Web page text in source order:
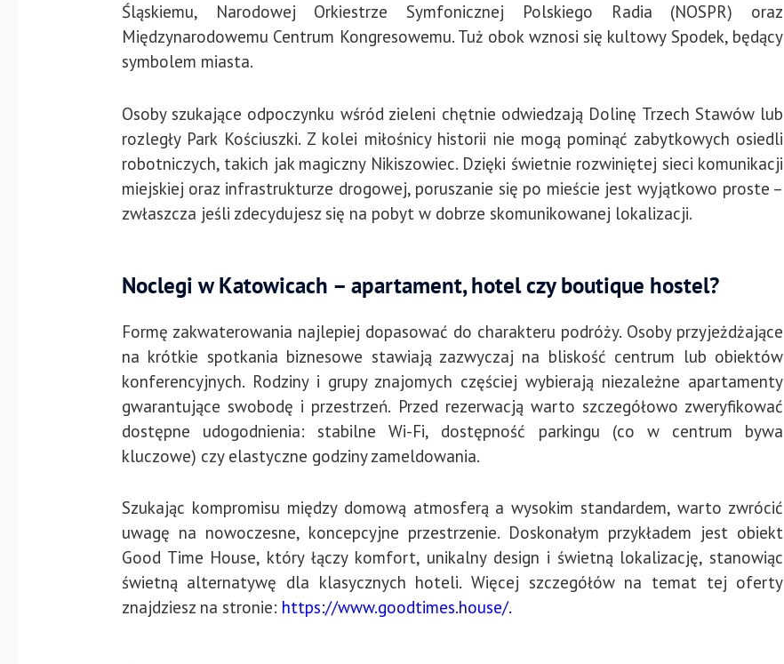
Śląskiemu, Narodowej Orkiestrze Symfonicznej Polskiego Radia (NOSPR) oraz
Międzynarodowemu Centrum Kongresowemu. Tuż obok wznosi się kultowy Spodek, będący
symbolem miasta.
Osoby szukające odpoczynku wśród zieleni chętnie odwiedzają Dolinę Trzech Stawów lub
rozległy Park Kościuszki. Z kolei miłośnicy historii nie mogą pominąć zabytkowych osiedli
robotniczych, takich jak magiczny Nikiszowiec. Dzięki świetnie rozwiniętej sieci komunikacji
miejskiej oraz infrastrukturze drogowej, poruszanie się po mieście jest wyjątkowo proste –
zwłaszcza jeśli zdecydujesz się na pobyt w dobrze skomunikowanej lokalizacji.
Noclegi w Katowicach – apartament, hotel czy boutique hostel?
Formę zakwaterowania najlepiej dopasować do charakteru podróży. Osoby przyjeżdżające
na krótkie spotkania biznesowe stawiają zazwyczaj na bliskość centrum lub obiektów
konferencyjnych. Rodziny i grupy znajomych częściej wybierają niezależne apartamenty
gwarantujące swobodę i przestrzeń. Przed rezerwacją warto szczegółowo zweryfikować
dostępne udogodnienia: stabilne Wi-Fi, dostępność parkingu (co w centrum bywa
kluczowe) czy elastyczne godziny zameldowania.
Szukając kompromisu między domową atmosferą a wysokim standardem, warto zwrócić
uwagę na nowoczesne, koncepcyjne przestrzenie. Doskonałym przykładem jest obiekt
Good Time House, który łączy komfort, unikalny design i świetną lokalizację, stanowiąc
świetną alternatywę dla klasycznych hoteli. Więcej szczegółów na temat tej oferty
znajdziesz na stronie: https://www.goodtimes.house/.